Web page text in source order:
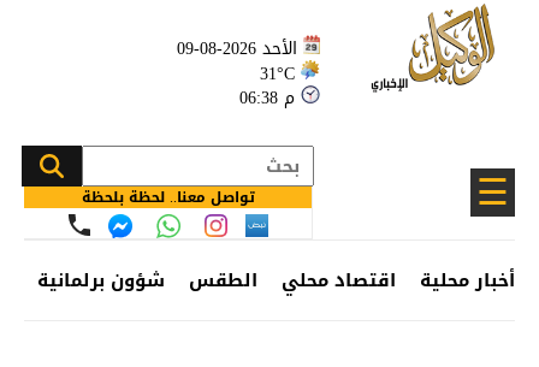
الأحد 2026-08-09
31°C
06:38 م
☰ تواصل معنا.. لحظة بلحظة
أخبار محلية اقتصاد محلي الطقس شؤون برلمانية